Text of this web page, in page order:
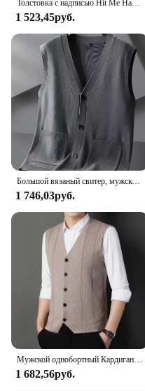
Толстовка с надписью Hit Me Hard and Soft Billie для мужчин, пуловер в стиле Харадзюку, свитшот, поклонный подарок, одежда унисекс, женские топы высокого качества
1 523,45руб.
Большой вязаный свитер, мужской новый кардиган, осенне-зимний большой свободный толстый свитер.
1 746,03руб.
Мужской однобортный Кардиган, повседневный вязаный свитер, жилет большого размера, 2024
1 682,56руб.